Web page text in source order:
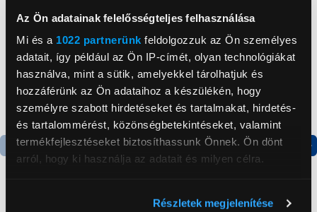
Az Ön adatainak felelősségteljes felhasználása
Mi és a 1022 partnerünk feldolgozzuk az Ön személyes
adatait, így például az Ön IP-címét, olyan technológiákat
használva, mint a sütik, amelyekkel tárolhatjuk és
hozzáférünk az Ön adataihoz a készülékén, hogy
személyre szabott hirdetéseket és tartalmakat, hirdetés-
és tartalommérést, közönségbetekintéseket, valamint
termékfejlesztéseket biztosíthassunk Önnek. Ön dönt
arról, hogy ki használja az adatait és milyen célra.
Részletek megjelenítése
Termék adatlap Termék adatlap